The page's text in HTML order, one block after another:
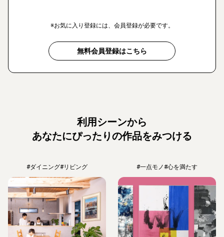
※お気に入り登録には、会員登録が必要です。
無料会員登録はこちら
利用シーンから
あなたにぴったりの作品をみつける
#ダイニング#リビング #一点モノ#心を満たす